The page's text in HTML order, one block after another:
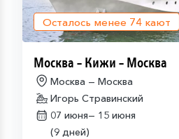
Осталось менее 74 кают
Москва – Кижи – Москва
Москва — Москва
Игорь Стравинский
07 июня— 15 июня
(9 дней)